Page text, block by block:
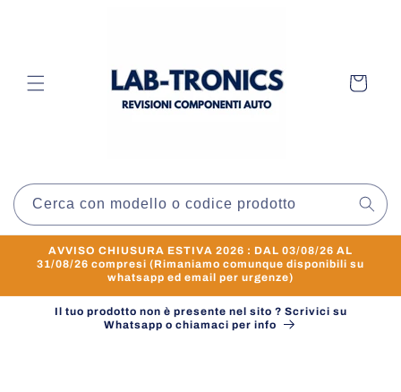
Carrello
Cerca con modello o codice prodotto
AVVISO CHIUSURA ESTIVA 2026 : DAL 03/08/26 AL
31/08/26 compresi (Rimaniamo comunque disponibili su
whatsapp ed email per urgenze)
Il tuo prodotto non è presente nel sito ? Scrivici su
Whatsapp o chiamaci per info